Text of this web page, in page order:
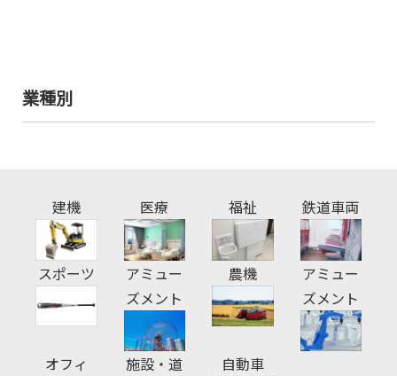
業種別
建機 医療 福祉 鉄道車両
スポーツ
アミュー
ズメント
農機
アミュー
ズメント
オフィ
施設・道
自動車